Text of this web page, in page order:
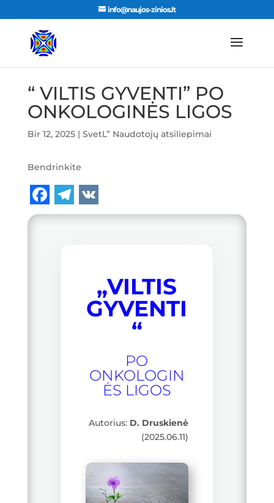
info@naujos-zinios.lt
“ VILTIS GYVENTI” PO
ONKOLOGINĖS LIGOS
Bir 12, 2025| SvetL” Naudotojų atsiliepimai
Bendrinkite
F T V
„VILTIS
GYVENTI
“
PO
ONKOLOGIN
ĖS LIGOS
Autorius: D. Druskienė
(2025.06.11)